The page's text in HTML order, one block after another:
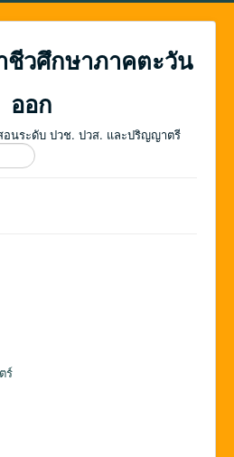
ชีวศึกษาภาคตะวัน
ออก
อนระดับ ปวช. ปวส. และปริญญาตรี
ร์